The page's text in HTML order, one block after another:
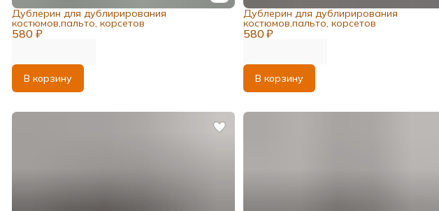
580 ₽
Дублерин для дублирирования
костюмов,пальто, корсетов
В корзину
580 ₽
Дублерин для дублирирования
костюмов,пальто, корсетов
В корзину